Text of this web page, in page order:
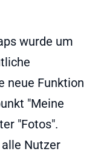
wurde um
neue Funktion
"Meine
"Fotos".
Nutzer